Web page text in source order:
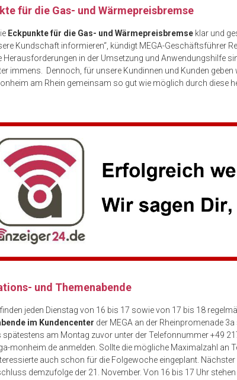
für die Gas- und Wärmepreisbremse
Eckpunkte für die Gas- und Wärmepreisbremse klar und
Kundschaft informieren“, kündigt MEGA-Geschäftsführer
Herausforderungen in der Umsetzung und Anwendungshilfe
immens. Dennoch, für unsere Kundinnen und Kunden
am Rhein gemeinsam so gut wie möglich durch diese
und Themenabende
jeden Dienstag von 16 bis 17 sowie von 17 bis 18
im Kundencenter der MEGA an der Rheinpromenade
spätestens am Montag zuvor unter der Telefonnummer +49
monheim.de anmelden. Sollte die mögliche Maximalzahl an
auch schon für die Folgewoche eingeplant.
demzufolge der 21. November. Von 16 bis 17 Uhr